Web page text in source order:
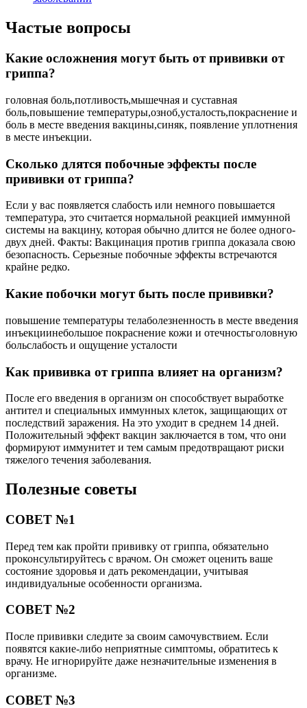
Частые вопросы
Какие осложнения могут быть от прививки от
гриппа?
головная боль,потливость,мышечная и суставная
боль,повышение температуры,озноб,усталость,покраснение и
боль в месте введения вакцины,синяк, появление уплотнения
в месте инъекции.
Сколько длятся побочные эффекты после
прививки от гриппа?
Если у вас появляется слабость или немного повышается
температура, это считается нормальной реакцией иммунной
системы на вакцину, которая обычно длится не более одного-
двух дней. Факты: Вакцинация против гриппа доказала свою
безопасность. Серьезные побочные эффекты встречаются
крайне редко.
Какие побочки могут быть после прививки?
повышение температуры телаболезненность в месте введения
инъекциинебольшое покраснение кожи и отечностьголовную
больслабость и ощущение усталости
Как прививка от гриппа влияет на организм?
После его введения в организм он способствует выработке
антител и специальных иммунных клеток, защищающих от
последствий заражения. На это уходит в среднем 14 дней.
Положительный эффект вакцин заключается в том, что они
формируют иммунитет и тем самым предотвращают риски
тяжелого течения заболевания.
Полезные советы
СОВЕТ №1
Перед тем как пройти прививку от гриппа, обязательно
проконсультируйтесь с врачом. Он сможет оценить ваше
состояние здоровья и дать рекомендации, учитывая
индивидуальные особенности организма.
СОВЕТ №2
После прививки следите за своим самочувствием. Если
появятся какие-либо неприятные симптомы, обратитесь к
врачу. Не игнорируйте даже незначительные изменения в
организме.
СОВЕТ №3